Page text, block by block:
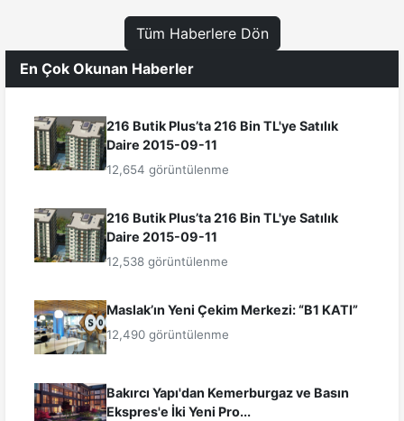
Tüm Haberlere Dön
En Çok Okunan Haberler
216 Butik Plus’ta 216 Bin TL'ye Satılık
Daire 2015-09-11
12,654 görüntülenme
216 Butik Plus’ta 216 Bin TL'ye Satılık
Daire 2015-09-11
12,538 görüntülenme
Maslak’ın Yeni Çekim Merkezi: “B1 KATI”
12,490 görüntülenme
Bakırcı Yapı'dan Kemerburgaz ve Basın
Ekspres'e İki Yeni Pro...